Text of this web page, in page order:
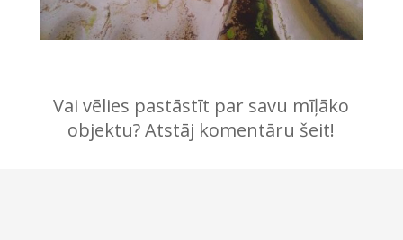
Vai vēlies pastāstīt par savu mīļāko
objektu? Atstāj komentāru šeit!